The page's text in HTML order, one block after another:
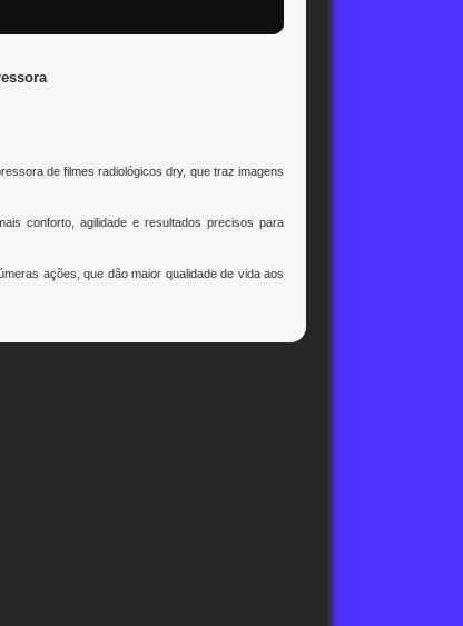
de filmes radiológicos dry, que traz imagens
conforto, agilidade e resultados precisos para
ações, que dão maior qualidade de vida aos